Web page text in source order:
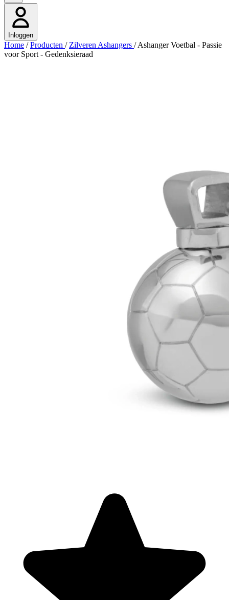
Inloggen
Home / Producten / Zilveren Ashangers / Ashanger Voetbal - Passie
voor Sport - Gedenksieraad